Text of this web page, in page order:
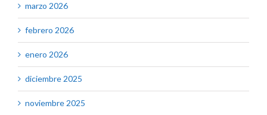
marzo 2026
febrero 2026
enero 2026
diciembre 2025
noviembre 2025